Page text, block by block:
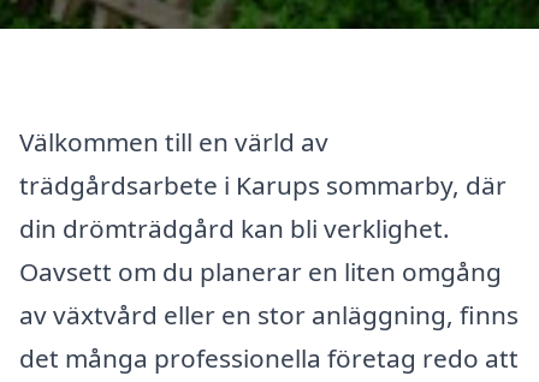
Välkommen till en värld av
trädgårdsarbete i Karups sommarby, där
din drömträdgård kan bli verklighet.
Oavsett om du planerar en liten omgång
av växtvård eller en stor anläggning, finns
det många professionella företag redo att